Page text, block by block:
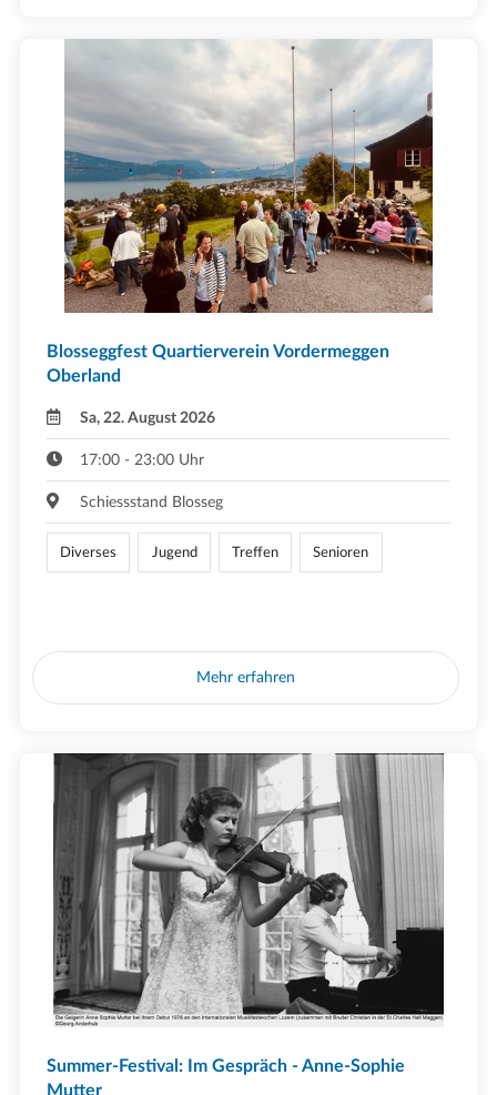
Blosseggfest Quartierverein Vordermeggen
Oberland
Sa, 22. August 2026
17:00 - 23:00 Uhr
Schiessstand Blosseg
Diverses Jugend Treffen Senioren
Mehr erfahren
Summer-Festival: Im Gespräch - Anne-Sophie
Mutter